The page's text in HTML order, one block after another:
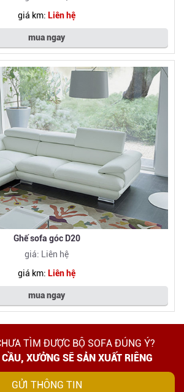
giá km: Liên hệ
mua ngay
Ghế sofa góc D20
giá: Liên hệ
giá km: Liên hệ
mua ngay
TÌM ĐƯỢC BỘ SOFA ĐÚNG Ý?
XƯỞNG SẼ SẢN XUẤT RIÊNG
GỬI THÔNG TIN